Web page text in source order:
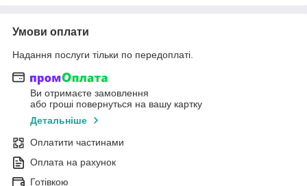
Умови оплати
Надання послуги тільки по передоплаті.
Ви отримаєте замовлення
або гроші повернуться на вашу картку
Детальніше
Оплатити частинами
Оплата на рахунок
Готівкою